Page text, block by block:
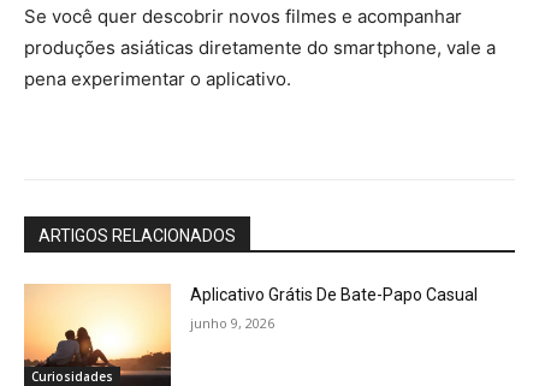
Se você quer descobrir novos filmes e acompanhar
produções asiáticas diretamente do smartphone, vale a
pena experimentar o aplicativo.
ARTIGOS RELACIONADOS
Curiosidades
Aplicativo Grátis De Bate-Papo Casual
junho 9, 2026